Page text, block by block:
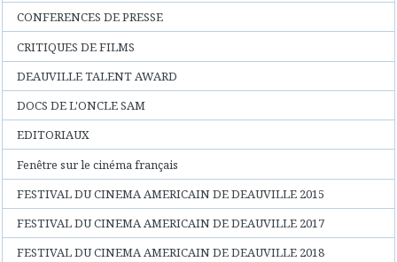
CONFERENCES DE PRESSE
CRITIQUES DE FILMS
DEAUVILLE TALENT AWARD
DOCS DE L'ONCLE SAM
EDITORIAUX
Fenêtre sur le cinéma français
FESTIVAL DU CINEMA AMERICAIN DE DEAUVILLE 2015
FESTIVAL DU CINEMA AMERICAIN DE DEAUVILLE 2017
FESTIVAL DU CINEMA AMERICAIN DE DEAUVILLE 2018